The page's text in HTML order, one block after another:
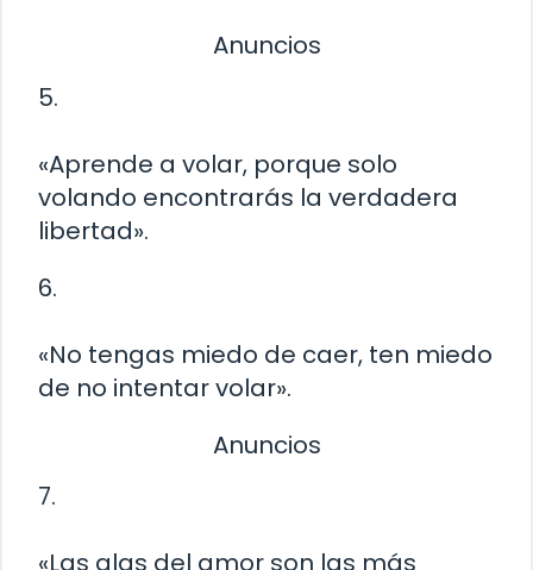
Anuncios
5.
«Aprende a volar, porque solo
volando encontrarás la verdadera
libertad».
6.
«No tengas miedo de caer, ten miedo
de no intentar volar».
Anuncios
7.
«Las alas del amor son las más